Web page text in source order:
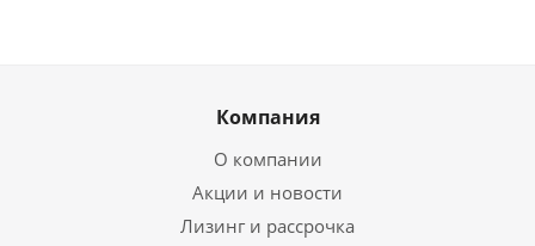
Компания
О компании
Акции и новости
Лизинг и рассрочка